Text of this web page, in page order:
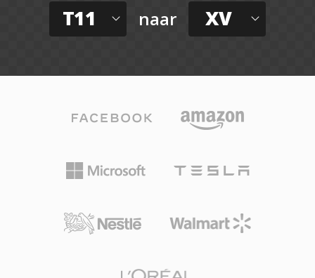
T11 naar XV